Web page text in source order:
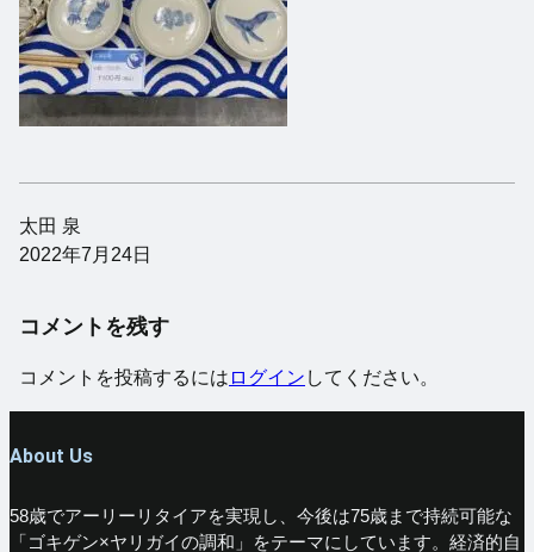
太田 泉
2022年7月24日
コメントを残す
コメントを投稿するには ログイン してください。
About Us
58歳でアーリーリタイアを実現し、今後は75歳まで持続可能な
「ゴキゲン×ヤリガイの調和」をテーマにしています。経済的自